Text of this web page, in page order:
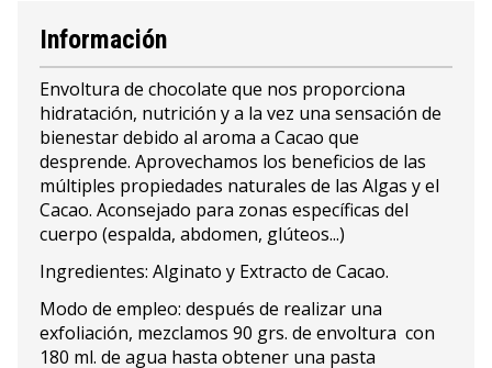
Información
Envoltura de chocolate que nos proporciona
hidratación, nutrición y a la vez una sensación de
bienestar debido al aroma a Cacao que
desprende. Aprovechamos los beneficios de las
múltiples propiedades naturales de las Algas y el
Cacao. Aconsejado para zonas específicas del
cuerpo (espalda, abdomen, glúteos...)
Ingredientes: Alginato y Extracto de Cacao.
Modo de empleo: después de realizar una
exfoliación, mezclamos 90 grs. de envoltura con
180 ml. de agua hasta obtener una pasta